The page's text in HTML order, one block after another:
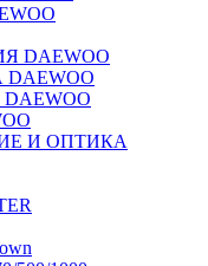
DAEWOO
И ОПТИКА